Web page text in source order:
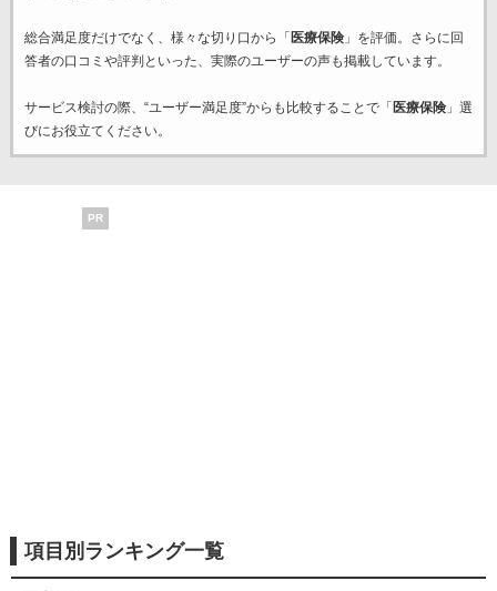
総合満足度だけでなく、様々な切り口から「 医療保険」を評価。さらに回
答者の口コミや評判といった、実際のユーザーの声も掲載しています。
サービス検討の際、“ユーザー満足度”からも比較することで「 医療保険」選
びにお役立てください。
PR
項目別ランキング一覧